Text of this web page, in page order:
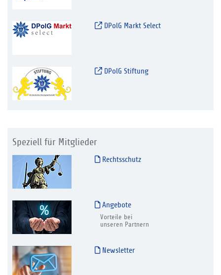
DPolG Markt Select
DPolG Stiftung
Speziell für Mitglieder
Rechtsschutz
Angebote
Vorteile bei
unseren Partnern
Newsletter